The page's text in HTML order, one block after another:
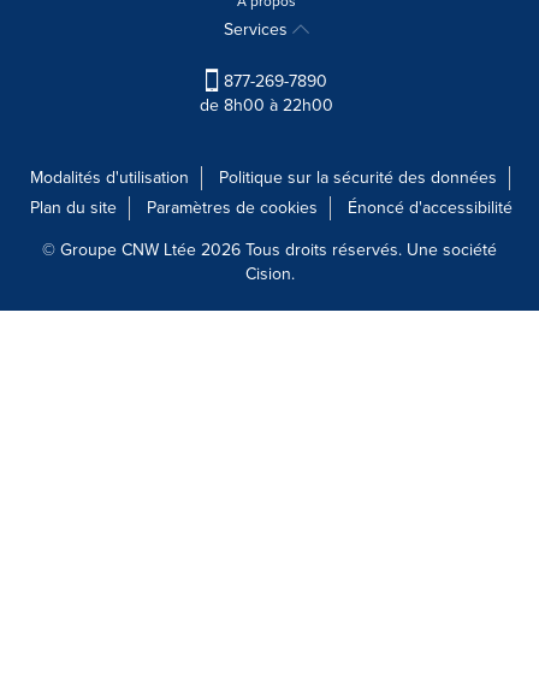
Services
877-269-7890
de 8h00 à 22h00
Modalités d'utilisation
Politique sur la sécurité des données
Plan du site
Paramètres de cookies
Énoncé d'accessibilité
© Groupe CNW Ltée 2026 Tous droits réservés. Une société
Cision.